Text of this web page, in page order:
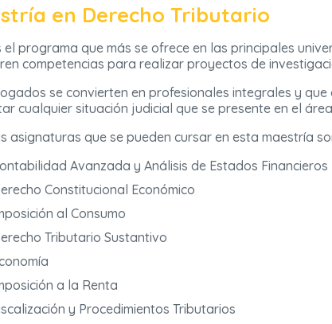
en Derecho Tributario
el programa que más se ofrece en las principales
competencias para realizar proyectos de
se convierten en profesionales integrales y
cualquier situación judicial que se presente en el
asignaturas que se pueden cursar en esta maestría
Avanzada y Análisis de Estados Financieros
Constitucional Económico
al Consumo
Tributario Sustantivo
a la Renta
y Procedimientos Tributarios